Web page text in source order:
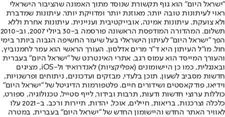
"ישראל היום" הוא גוף תקשורת שנוסד מתוך האמונה שהציבור הישראלי
ראוי לעיתונות טובה יותר, מאוזנת יותר ומדויקת יותר. עיתונות שמדברת
ולא צועקת. עיתונות אמינה, אובייקטיבית ועניינית. עיתונות אחרת וללא
תשלום. המהדורה המודפסת הראשונה פורסמה ב-30 ביולי 2007, וב-2010
הפך "ישראל היום" לעיתון הישראלי בעל שיעור החשיפה הגבוה ביותר בימי
חול. מו"ל העיתון היא ד"ר מרים אדלסון. העורך הראשי הוא עמר לחמנוביץ,
והעורך המייסד הוא עמוס רגב. אתרי האינטרנט של "ישראל היום" בעברית
ובאנגלית, כמו כן היישומונים (אפליקציות) לאנדרואיד ול-iOS, מציגים
חדשות מסביב לשעון, תוכן בלעדי, מבזקים ועדכונים, ניתוחים ופרשנויות,
וידיאו, פודקאסטים ושידורים חיים. פלטפורמות הדיגיטל של "ישראל היום"
כוללות ערוצי חדשות ודעות, תרבות ובידור, לייף סטייל, טכנולוגיה, ספורט,
כלכלה וצרכנות, בריאות, חיילים, אוכל, יהדות, תיירות ורכב. ב-2021 עלו
לאוויר האתר החדש והיישומון החדש של "ישראל היום" בעברית, במטרה